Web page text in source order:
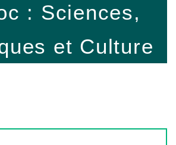
: Sciences,
et Culture